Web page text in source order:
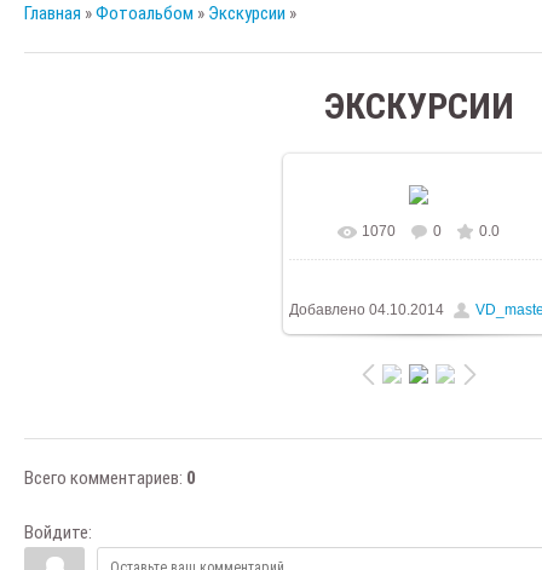
Главная »Фотоальбом » Экскурсии »
ЭКСКУРСИИ
В реальном размере 576x768
1070 0 0.0
Добавлено 04.10.2014
Всего комментариев: 0
Войдите: